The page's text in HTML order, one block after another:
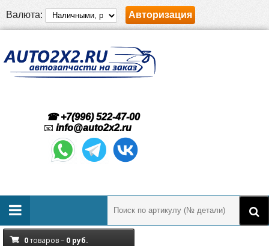
Валюта: Авторизация
☎ +7(996) 522-47-00
📧 info@auto2x2.ru
0товаров – 0 руб.